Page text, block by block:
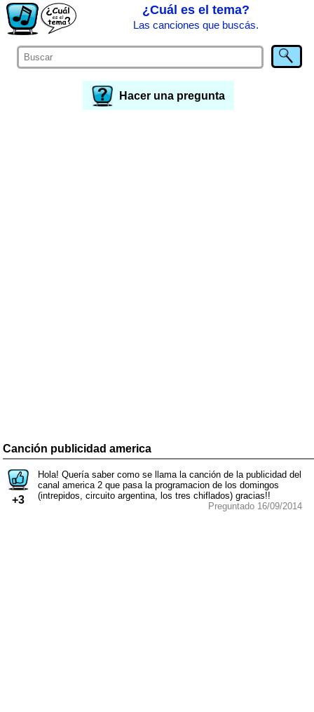
¿Cuál es el tema?
Las canciones que buscás.
Hacer una pregunta
Canción publicidad america
+3
Hola! Quería saber como se llama la canción de la publicidad del
canal america 2 que pasa la programacion de los domingos
(intrepidos, circuito argentina, los tres chiflados) gracias!!
Preguntado 16/09/2014